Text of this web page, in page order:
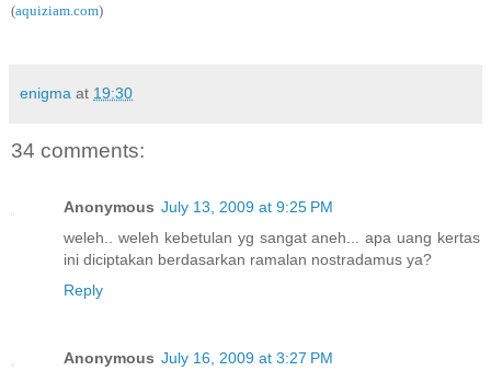
(aquiziam.com)
enigma at 19:30
34 comments:
Anonymous July 13, 2009 at 9:25 PM
weleh.. weleh kebetulan yg sangat aneh... apa uang kertas
ini diciptakan berdasarkan ramalan nostradamus ya?
Reply
Anonymous July 16, 2009 at 3:27 PM